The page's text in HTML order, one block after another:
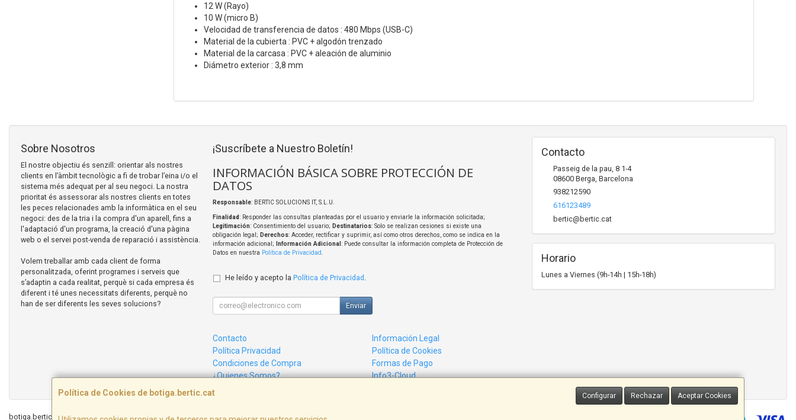
12 W (Rayo)
10 W (micro B)
Velocidad de transferencia de datos : 480 Mbps (USB-C)
Material de la cubierta : PVC + algodón trenzado
Material de la carcasa : PVC + aleación de aluminio
Diámetro exterior : 3,8 mm
Política de Cookies de botiga.bertic.cat Configurar Rechazar Aceptar Cookies
Sobre Nosotros
El nostre objectiu és senzill: orientar als nostres
clients en l’àmbit tecnològic a fi de trobar l’eina i/o el
sistema més adequat per al seu negoci. La nostra
prioritat és assessorar als nostres clients en totes
les peces relacionades amb la informàtica en el seu
negoci: des de la tria i la compra d'un aparell, fins a
l'adaptació d'un programa, la creació d'una pàgina
web o el servei post-venda de reparació i assistència.
Volem treballar amb cada client de forma
personalitzada, oferint programes i serveis que
s’adaptin a cada realitat, perquè si cada empresa és
diferent i té unes necessitats diferents, perquè no
han de ser diferents les seves solucions?
¡Suscríbete a Nuestro Boletín!
INFORMACIÓN BÁSICA SOBRE PROTECCIÓN DE
DATOS
Responsable: BERTIC SOLUCIONS IT, S.L.U.
Finalidad: Responder las consultas planteadas por el usuario y enviarle la información solicitada;
Legitimación: Consentimiento del usuario; Destinatarios: Solo se realizan cesiones si existe una
obligación legal; Derechos: Acceder, rectificar y suprimir, así como otros derechos, como se indica en la
información adicional;
Información Adicional : Puede consultar la información completa de Protección de
Datos en nuestra Política de Privacidad.
He leído y acepto la Política de Privacidad .
Enviar
Contacto
Información Legal
Política Privacidad
Política de Cookies
Condiciones de Compra
Formas de Pago
¿Quienes Somos?
Info3-Cloud
Contacto
Passeig de la pau, 8 1-4
08600 Berga, Barcelona
938212590
616123489
bertic@bertic.cat
Horario
Lunes a Viernes (9h-14h | 15h-18h)
botiga.bertic.cat © 2026